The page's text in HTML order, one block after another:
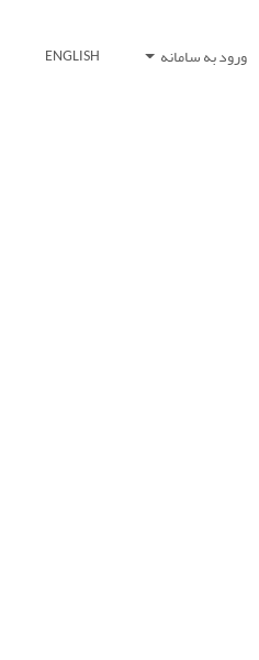
ورود به سامانه ENGLISH